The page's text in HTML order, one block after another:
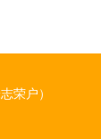
荣户）